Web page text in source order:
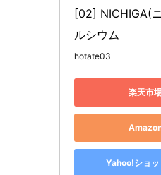
[02] NICHIGA(
ルシウム
hotate03
楽天市
Yahoo!ショ